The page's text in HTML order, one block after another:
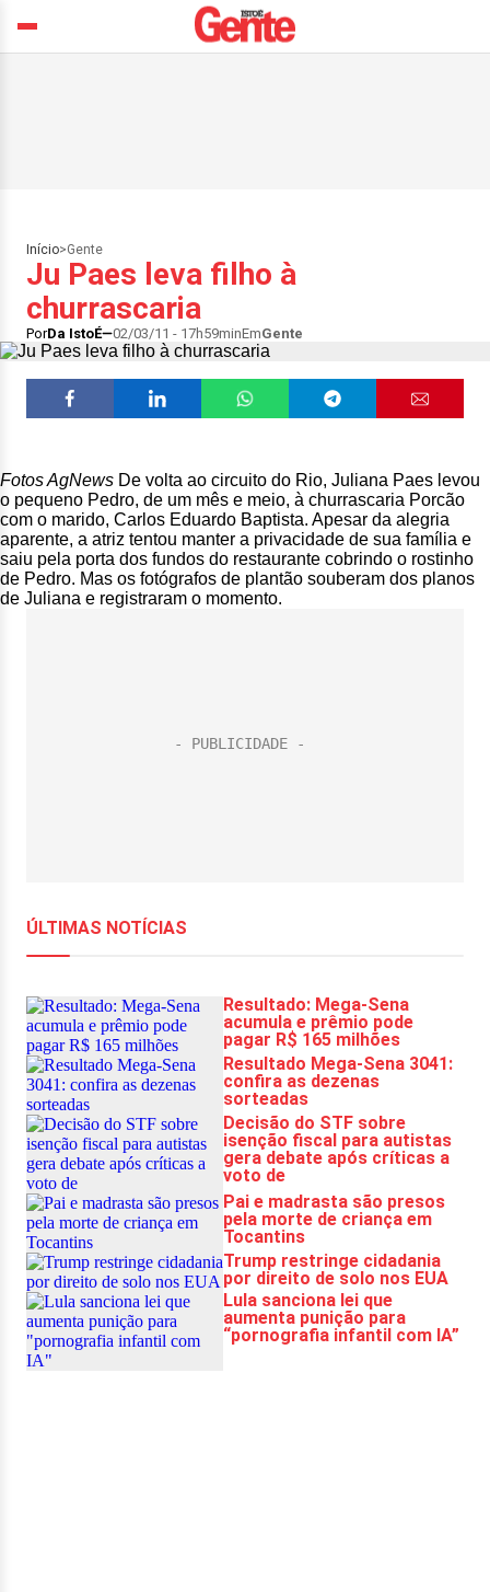
Início>Gente
Ju Paes leva filho à
churrascaria
PorDa IstoÉ 02/03/11 - 17h59minEmGente
Fotos AgNews De volta ao circuito do Rio, Juliana Paes levou
o pequeno Pedro, de um mês e meio, à churrascaria Porcão
com o marido, Carlos Eduardo Baptista. Apesar da alegria
aparente, a atriz tentou manter a privacidade de sua família e
saiu pela porta dos fundos do restaurante cobrindo o rostinho
de Pedro. Mas os fotógrafos de plantão souberam dos planos
de Juliana e registraram o momento.